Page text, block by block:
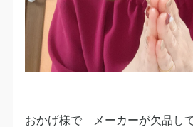
おかげ様で メーカーが欠品し